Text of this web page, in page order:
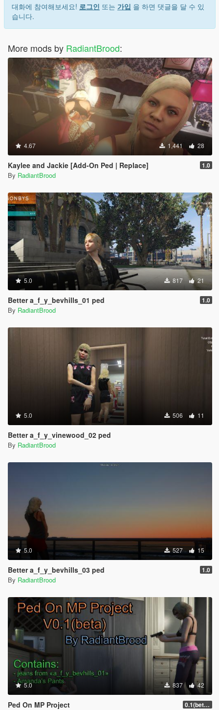
대화에 참여해보세요! 로그인 또는 가입 을 하면 댓글을 달 수 있
습니다.
More mods by RadiantBrood:
4.67 1,441 28
Kaylee and Jackie [Add-On Ped | Replace] 1.0
By RadiantBrood
5.0 817 21
Better a_f_y_bevhills_01 ped 1.0
By RadiantBrood
5.0 506 11
Better a_f_y_vinewood_02 ped
By RadiantBrood
5.0 527 15
Better a_f_y_bevhills_03 ped 1.0
By RadiantBrood
5.0 837 42
Ped On MP Project 0.1(beta)[fixed]